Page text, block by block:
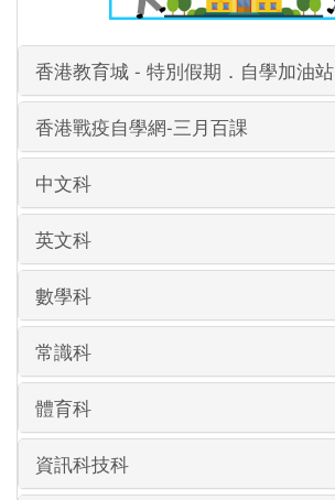
香港教育城 - 特別假期．自學加油站
香港戰疫自學網-三月百課
中文科
英文科
數學科
常識科
體育科
資訊科技科